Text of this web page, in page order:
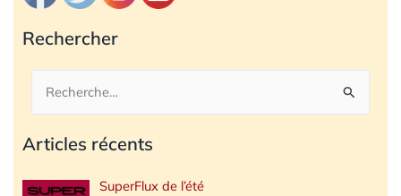
Rechercher
Rechercher :
Articles récents
SuperFlux de l’été